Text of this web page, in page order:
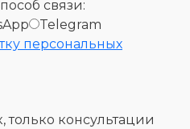
связи:
Telegram
персональных
только консультации